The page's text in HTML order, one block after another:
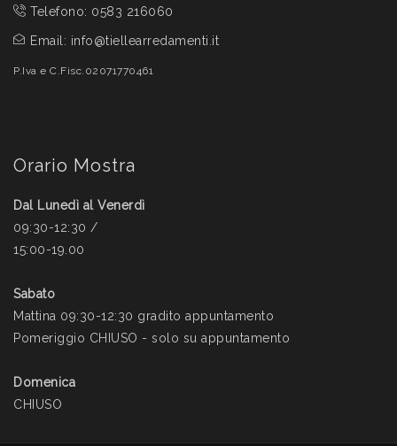
Telefono: 0583 216060
Email: info@tiellearredamenti.it
P.Iva e C.Fisc.02071770461
Orario Mostra
Dal Lunedì al Venerdì
09:30-12:30 /
15:00-19.00
Sabato
Mattina 09:30-12:30 gradito appuntamento
Pomeriggio CHIUSO - solo su appuntamento
Domenica
CHIUSO